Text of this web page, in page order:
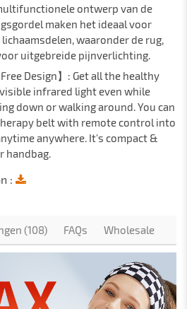
ontwerp van de
maken het ideaal voor
waaronder de rug,
uitgebreide pijnverlichting.
Design】: Get all the healthy
infrared light even while
down or walking around. You can
belt with remote control into
anywhere. It's compact &
handbag.
:
(108) FAQs Wholesale